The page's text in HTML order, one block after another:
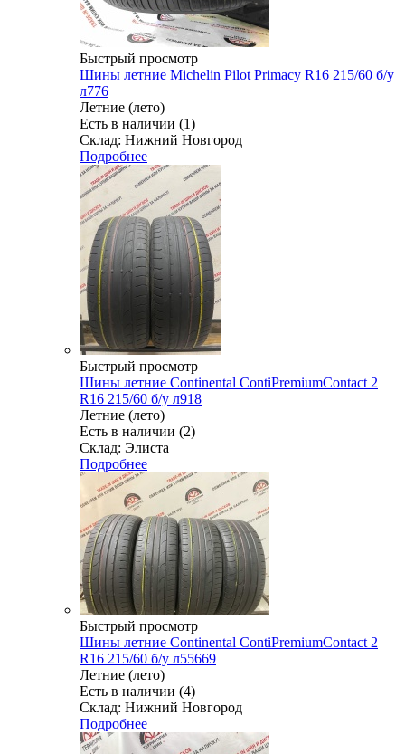
Быстрый просмотр
Шины летние Michelin Pilot Primacy R16 215/60 б/у
л776
Летние (лето)
Есть в наличии (1)
Склад: Нижний Новгород
Подробнее
Быстрый просмотр
Шины летние Continental ContiPremiumContact 2
R16 215/60 б/у л918
Летние (лето)
Есть в наличии (2)
Склад: Элиста
Подробнее
Быстрый просмотр
Шины летние Continental ContiPremiumContact 2
R16 215/60 б/у л55669
Летние (лето)
Есть в наличии (4)
Склад: Нижний Новгород
Подробнее